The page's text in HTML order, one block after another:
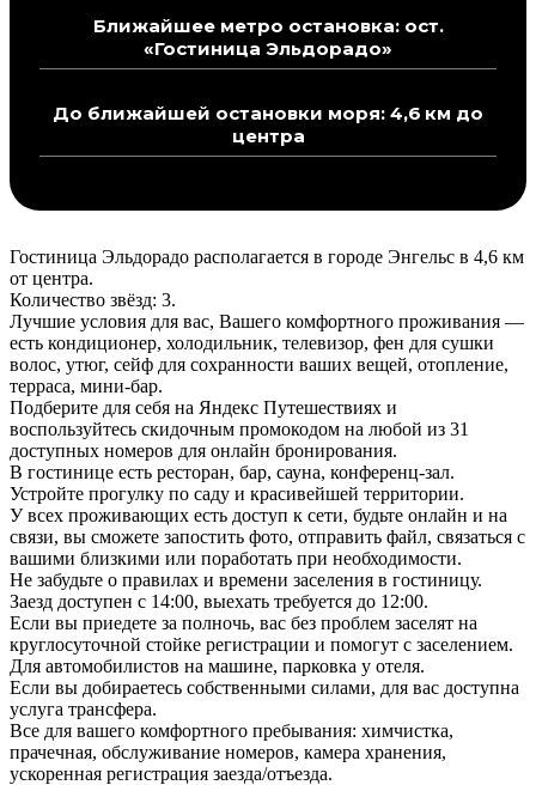
Ближайшее метро остановка: ост.
«Гостиница Эльдорадо»
До ближайшей остановки моря: 4,6 км до
центра
Гостиница Эльдорадо располагается в городе Энгельс в 4,6 км
от центра.
Количество звёзд: 3.
Лучшие условия для вас, Вашего комфортного проживания —
есть кондиционер, холодильник, телевизор, фен для сушки
волос, утюг, сейф для сохранности ваших вещей, отопление,
терраса, мини-бар.
Подберите для себя на Яндекс Путешествиях и
воспользуйтесь скидочным промокодом на любой из 31
доступных номеров для онлайн бронирования.
В гостинице есть ресторан, бар, сауна, конференц-зал.
Устройте прогулку по саду и красивейшей территории.
У всех проживающих есть доступ к сети, будьте онлайн и на
связи, вы сможете запостить фото, отправить файл, связаться с
вашими близкими или поработать при необходимости.
Не забудьте о правилах и времени заселения в гостиницу.
Заезд доступен с 14:00, выехать требуется до 12:00.
Если вы приедете за полночь, вас без проблем заселят на
круглосуточной стойке регистрации и помогут с заселением.
Для автомобилистов на машине, парковка у отеля.
Если вы добираетесь собственными силами, для вас доступна
услуга трансфера.
Все для вашего комфортного пребывания: химчистка,
прачечная, обслуживание номеров, камера хранения,
ускоренная регистрация заезда/отъезда.